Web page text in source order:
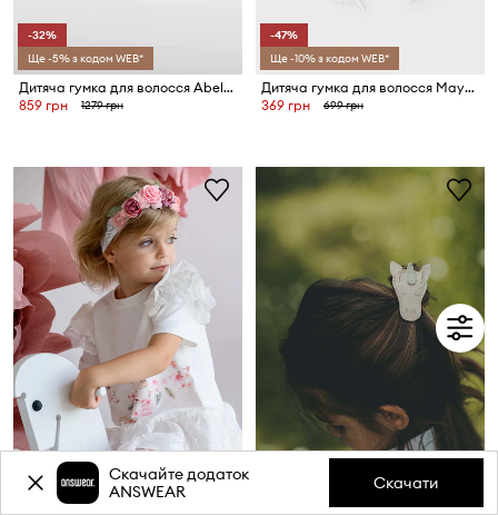
-32%
Ще -5% з кодом WEB*
Дитяча гумка для волосся Abel&Lula
859 грн
1279 грн
-47%
Ще -10% з кодом WEB*
Дитяча гумка для волосся Mayoral
369 грн
699 грн
Ще -10% з кодом WEB*
Скачайте додаток
ANSWEAR
Скачати